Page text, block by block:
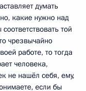
думать
какие нужно над
той
чрезвычайно
работе, то тогда
человека,
не нашёл себя, ему,
если бы